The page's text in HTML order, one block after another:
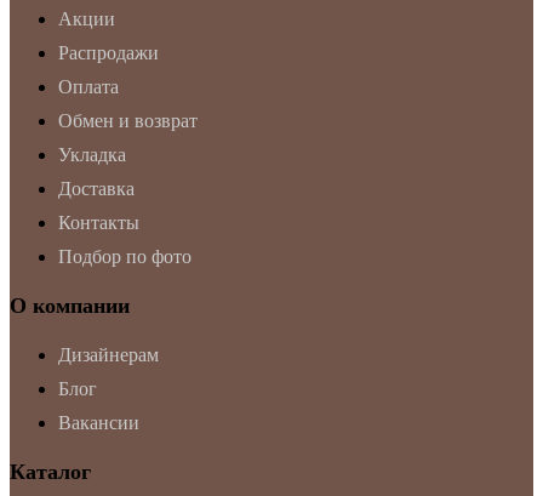
Акции
Распродажи
Оплата
Обмен и возврат
Укладка
Доставка
Контакты
Подбор по фото
О компании
Дизайнерам
Блог
Вакансии
Каталог